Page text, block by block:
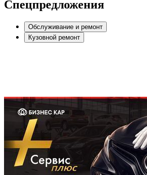
Спецпредложения
Обслуживание и ремонт
Кузовной ремонт